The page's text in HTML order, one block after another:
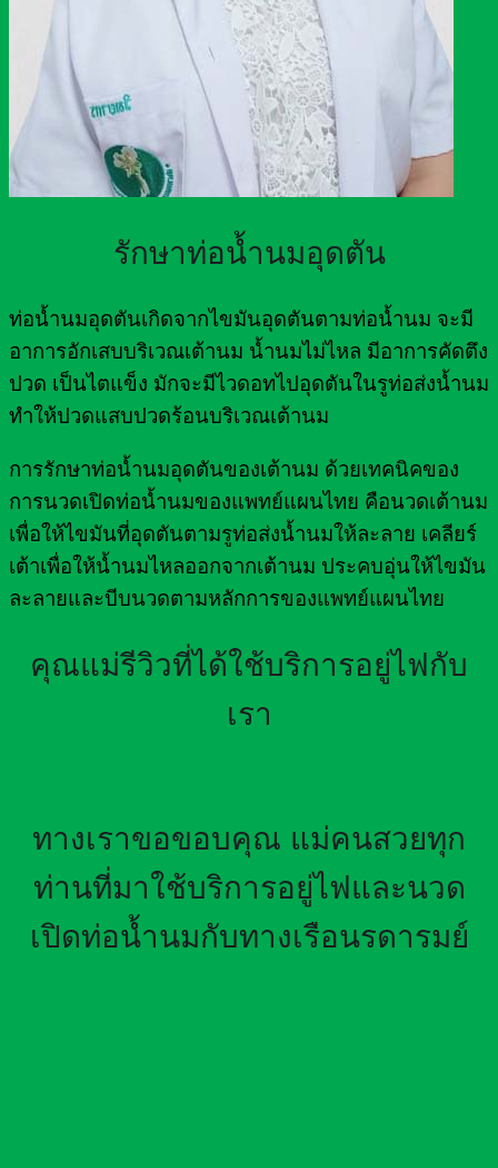
รักษาท่อน้ำนมอุดตัน
ท่อน้ำนมอุดตันเกิดจากไขมันอุดตันตามท่อน้ำนม จะมี
อาการอักเสบบริเวณเต้านม น้ำนมไม่ไหล มีอาการคัดตึง
ปวด เป็นไตแข็ง มักจะมีไวดอทไปอุดตันในรูท่อส่งน้ำนม
ทำให้ปวดแสบปวดร้อนบริเวณเต้านม
การรักษาท่อน้ำนมอุดตันของเต้านม ด้วยเทคนิคของ
การนวดเปิดท่อน้ำนมของแพทย์แผนไทย คือนวดเต้านม
เพื่อให้ไขมันที่อุดตันตามรูท่อส่งน้ำนมให้ละลาย เคลียร์
เต้าเพื่อให้น้ำนมไหลออกจากเต้านม ประคบอุ่นให้ไขมัน
ละลายและบีบนวดตามหลักการของแพทย์แผนไทย
คุณแม่รีวิวที่ได้ใช้บริการอยู่ไฟกับ
เรา
ทางเราขอขอบคุณ แม่คนสวยทุก
ท่านที่มาใช้บริการอยู่ไฟและนวด
เปิดท่อน้ำนมกับทางเรือนรดารมย์